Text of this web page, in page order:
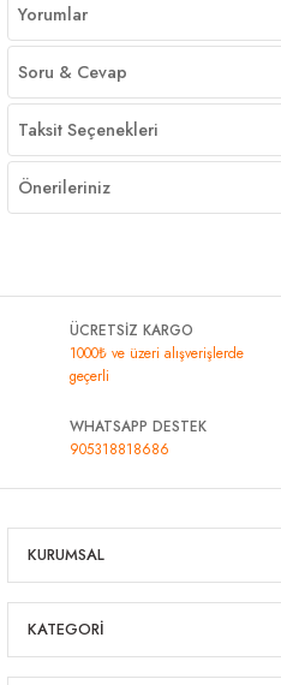
Yorumlar
Soru & Cevap
Taksit Seçenekleri
Önerileriniz
ÜCRETSİZ KARGO
1000₺ ve üzeri alışverişlerde
geçerli
WHATSAPP DESTEK
905318818686
KURUMSAL
KATEGORİ